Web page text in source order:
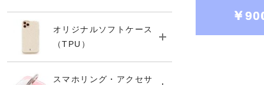
オリジナルソフトケース
（TPU）
スマホリング・アクセサ
￥